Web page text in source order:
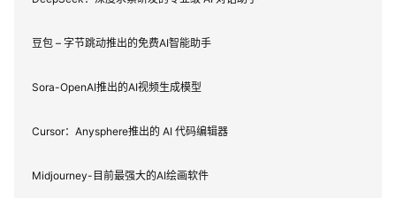
豆包 – 字节跳动推出的免费AI智能助手
Sora-OpenAI推出的AI视频生成模型
Cursor：Anysphere推出的 AI 代码编辑器
Midjourney-目前最强大的AI绘画软件